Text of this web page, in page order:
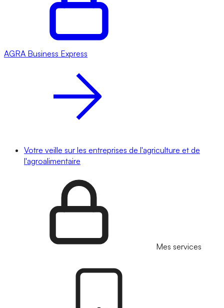
AGRA Business Express
Votre veille sur les entreprises de l'agriculture et de
l'agroalimentaire
Mes services